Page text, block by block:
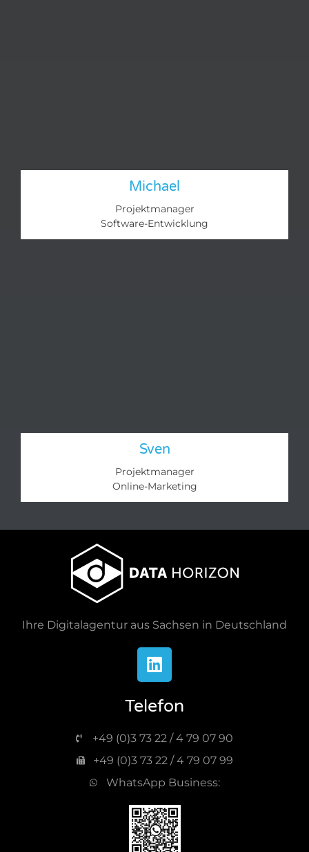
Michael
Projektmanager
Software-Entwicklung
Sven
Projektmanager
Online-Marketing​
Ihre Digitalagentur aus Sachsen in Deutschland
Telefon
+49 (0)3 73 22 / 4 79 07 90
+49 (0)3 73 22 / 4 79 07 99
WhatsApp Business: